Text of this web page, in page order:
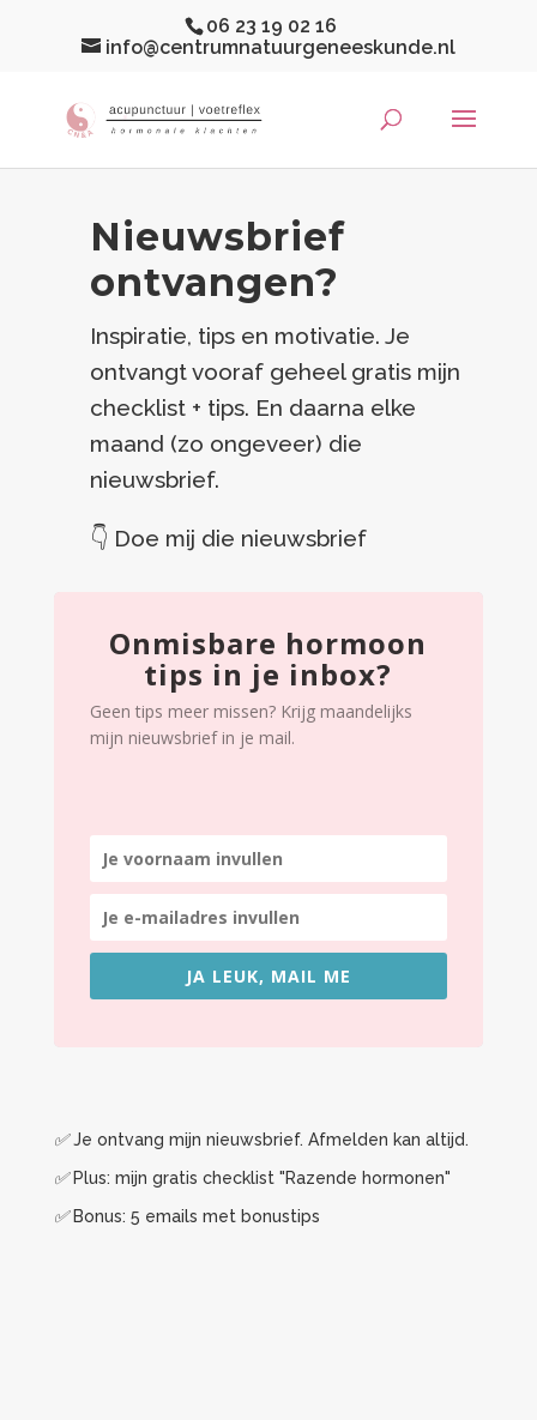
06 23 19 02 16
info@centrumnatuurgeneeskunde.nl
Nieuwsbrief
ontvangen?
Inspiratie, tips en motivatie. Je
ontvangt vooraf geheel gratis mijn
checklist + tips. En daarna elke
maand (zo ongeveer) die
nieuwsbrief.
👇 Doe mij die nieuwsbrief
Onmisbare hormoon
tips in je inbox?
Geen tips meer missen? Krijg maandelijks
mijn nieuwsbrief in je mail.
JA LEUK, MAIL ME
✅ Je ontvang mijn nieuwsbrief. Afmelden kan altijd.
✅ Plus: mijn gratis checklist "Razende hormonen"
✅ Bonus: 5 emails met bonustips